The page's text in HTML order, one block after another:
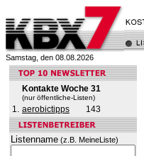
Samstag, den 08.08.2026
Kontakte Woche 31
(nur öffentliche-Listen)
1. aerobictipps 143
Listenname (z.B. MeineListe)